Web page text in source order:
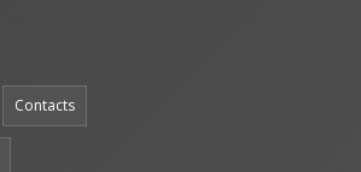
Contacts